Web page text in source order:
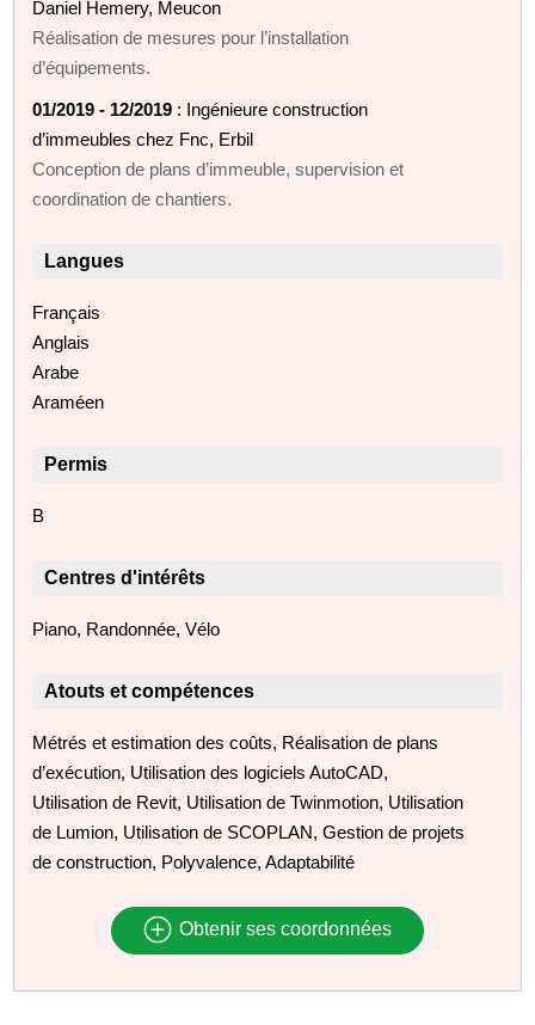
Daniel Hemery, Meucon
Réalisation de mesures pour l’installation
d’équipements.
01/2019 - 12/2019 : Ingénieure construction
d’immeubles chez Fnc, Erbil
Conception de plans d’immeuble, supervision et
coordination de chantiers.
Langues
Français
Anglais
Arabe
Araméen
Permis
B
Centres d'intérêts
Piano, Randonnée, Vélo
Atouts et compétences
Métrés et estimation des coûts, Réalisation de plans
d’exécution, Utilisation des logiciels AutoCAD,
Utilisation de Revit, Utilisation de Twinmotion, Utilisation
de Lumion, Utilisation de SCOPLAN, Gestion de projets
de construction, Polyvalence, Adaptabilité
Obtenir ses coordonnées